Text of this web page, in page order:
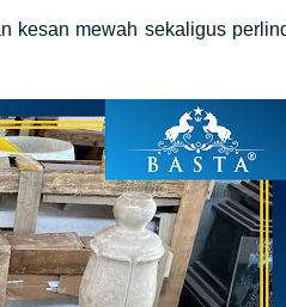
kesan mewah sekaligus